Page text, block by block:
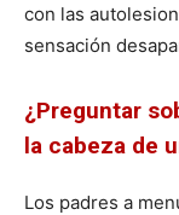
con las
sensación
¿Preguntar
la cabeza de
Los padres a